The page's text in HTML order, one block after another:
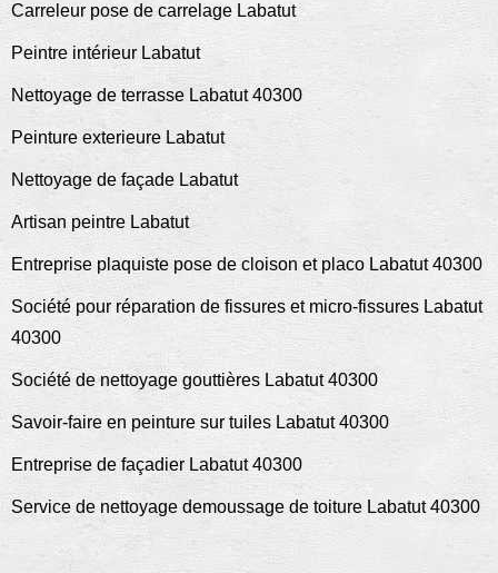
Carreleur pose de carrelage Labatut
Peintre intérieur Labatut
Nettoyage de terrasse Labatut 40300
Peinture exterieure Labatut
Nettoyage de façade Labatut
Artisan peintre Labatut
Entreprise plaquiste pose de cloison et placo Labatut 40300
Société pour réparation de fissures et micro-fissures Labatut
40300
Société de nettoyage gouttières Labatut 40300
Savoir-faire en peinture sur tuiles Labatut 40300
Entreprise de façadier Labatut 40300
Service de nettoyage demoussage de toiture Labatut 40300